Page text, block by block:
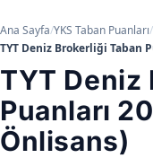
Ana Sayfa/YKS Taban Puanları/
TYT Deniz Brokerliği Taban
TYT Deniz
Puanları
Önlisans)